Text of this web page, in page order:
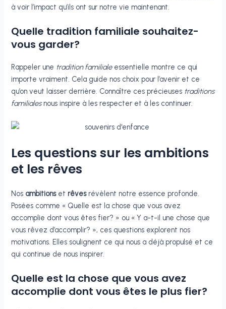
à voir l’impact qu’ils ont sur notre vie maintenant.
Quelle tradition familiale souhaitez-
vous garder?
Rappeler une tradition familialeessentielle montre ce qui
importe vraiment. Cela guide nos choix pour l’avenir et ce
qu’on veut laisser derrière. Connaître ces précieuses traditions
familialesnous inspire à les respecter et à les continuer.
Les questions sur les ambitions
et les rêves
Nos ambitionset rêvesrévèlent notre essence profonde.
Posées comme « Quelle est la chose que vous avez
accomplie dont vous êtes fier? » ou « Y a-t-il une chose que
vous rêvez d’accomplir? », ces questions explorent nos
motivations. Elles soulignent ce qui nous a déjà propulsé et ce
qui continue de nous inspirer.
Quelle est la chose que vous avez
accomplie dont vous êtes le plus fier?